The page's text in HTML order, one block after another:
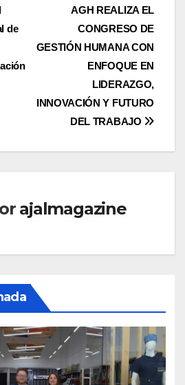
AGH REALIZA EL
CONGRESO DE
GESTIÓN HUMANA CON
ENFOQUE EN
LIDERAZGO,
INNOVACIÓN Y FUTURO
DEL TRABAJO
de
ajalmagazine